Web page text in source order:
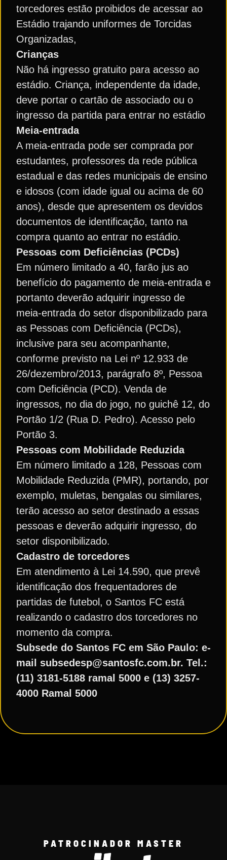
torcedores estão proibidos de acessar ao
Estádio trajando uniformes de Torcidas
Organizadas,
Crianças
Não há ingresso gratuito para acesso ao
estádio. Criança, independente da idade,
deve portar o cartão de associado ou o
ingresso da partida para entrar no estádio
Meia-entrada
A meia-entrada pode ser comprada por
estudantes, professores da rede pública
estadual e das redes municipais de ensino
e idosos (com idade igual ou acima de 60
anos), desde que apresentem os devidos
documentos de identificação, tanto na
compra quanto ao entrar no estádio.
Pessoas com Deficiências (PCDs)
Em número limitado a 40, farão jus ao
benefício do pagamento de meia-entrada e
portanto deverão adquirir ingresso de
meia-entrada do setor disponibilizado para
as Pessoas com Deficiência (PCDs),
inclusive para seu acompanhante,
conforme previsto na Lei nº 12.933 de
26/dezembro/2013, parágrafo 8º, Pessoa
com Deficiência (PCD). Venda de
ingressos, no dia do jogo, no guichê 12, do
Portão 1/2 (Rua D. Pedro). Acesso pelo
Portão 3.
Pessoas com Mobilidade Reduzida
Em número limitado a 128, Pessoas com
Mobilidade Reduzida (PMR), portando, por
exemplo, muletas, bengalas ou similares,
terão acesso ao setor destinado a essas
pessoas e deverão adquirir ingresso, do
setor disponibilizado.
Cadastro de torcedores
Em atendimento à Lei 14.590, que prevê
identificação dos frequentadores de
partidas de futebol, o Santos FC está
realizando o cadastro dos torcedores no
momento da compra.
Subsede do Santos FC em São Paulo: e-
mail subsedesp@santosfc.com.br. Tel.:
(11) 3181-5188 ramal 5000 e (13) 3257-
4000 Ramal 5000
PATROCINADOR MASTER